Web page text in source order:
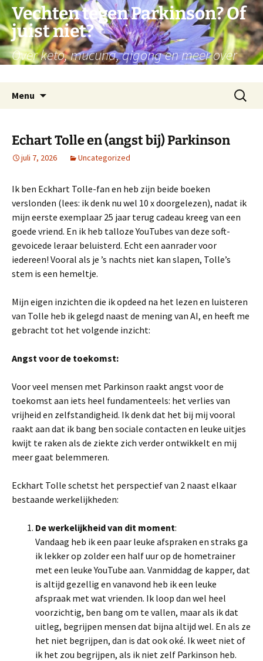
Ga
naar
de
inhoud
Vechten tegen Parkinson? Of
juist niet?
Over keto, mucuna, qigong en meer over
Menu
Zoeken
naar:
Echart Tolle en (angst bij) Parkinson
juli 7, 2026 Uncategorized
Ik ben Eckhart Tolle-fan en heb zijn beide boeken
verslonden (lees: ik denk nu wel 10 x doorgelezen), nadat ik
mijn eerste exemplaar 25 jaar terug cadeau kreeg van een
goede vriend. En ik heb talloze YouTubes van deze soft-
gevoicede leraar beluisterd. Echt een aanrader voor
iedereen! Vooral als je ’s nachts niet kan slapen, Tolle’s
stem is een hemeltje.
Mijn eigen inzichten die ik opdeed na het lezen en luisteren
van Tolle heb ik gelegd naast de mening van AI, en heeft me
gebracht tot het volgende inzicht:
Angst voor de toekomst:
Voor veel mensen met Parkinson raakt angst voor de
toekomst aan iets heel fundamenteels: het verlies van
vrijheid en zelfstandigheid. Ik denk dat het bij mij vooral
raakt aan dat ik bang ben sociale contacten en leuke uitjes
kwijt te raken als de ziekte zich verder ontwikkelt en mij
meer gaat belemmeren.
Eckhart Tolle schetst het perspectief van 2 naast elkaar
bestaande werkelijkheden:
De werkelijkheid van dit moment:
Vandaag heb ik een paar leuke afspraken en straks ga
ik lekker op zolder een half uur op de hometrainer
met een leuke YouTube aan. Vanmiddag de kapper, dat
is altijd gezellig en vanavond heb ik een leuke
afspraak met wat vrienden. Ik loop dan wel heel
voorzichtig, ben bang om te vallen, maar als ik dat
uitleg, begrijpen mensen dat bijna altijd wel. En als ze
het niet begrijpen, dan is dat ook oké. Ik weet niet of
ik het zou begrijpen, als ik niet zelf Parkinson heb.